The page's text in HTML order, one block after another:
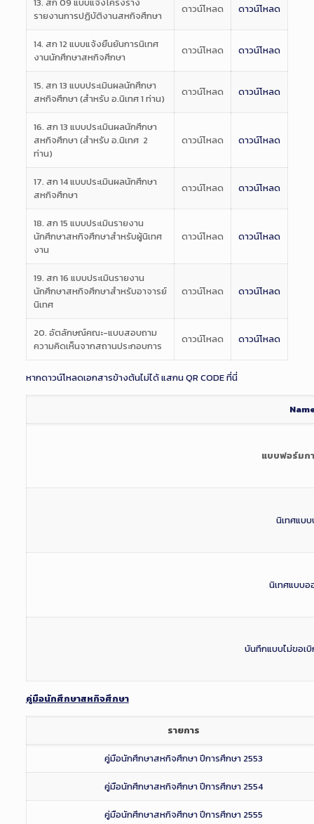
13. สก 09 แบบแจ้งโครงร่าง
รายงานการปฏิบัติงานสหกิจศึกษา
ดาวน์โหลด ดาวน์โหลด
14. สก 12 แบบแจ้งยืนยันการนิเทศ
งานนักศึกษาสหกิจศึกษา
ดาวน์โหลด ดาวน์โหลด
15. สก 13 แบบประเมินผลนักศึกษา
สหกิจศึกษา (สำหรับ อ.นิเทศ 1 ท่าน)
ดาวน์โหลด ดาวน์โหลด
16. สก 13 แบบประเมินผลนักศึกษา
สหกิจศึกษา (สำหรับ อ.นิเทศ 2
ท่าน)
ดาวน์โหลด ดาวน์โหลด
17. สก 14 แบบประเมินผลนักศึกษา
สหกิจศึกษา
ดาวน์โหลด ดาวน์โหลด
18. สก 15 แบบประเมินรายงาน
นักศึกษาสหกิจศึกษาสำหรับผู้นิเทศ
งาน
ดาวน์โหลด ดาวน์โหลด
19. สก 16 แบบประเมินรายงาน
นักศึกษาสหกิจศึกษาสำหรับอาจารย์
นิเทศ
ดาวน์โหลด ดาวน์โหลด
20. อัตลักษณ์คณะ-แบบสอบถาม
ความคิดเห็นจากสถานประกอบการ
ดาวน์โหลด ดาวน์โหลด
หากดาวน์โหลดเอกสารข้างต้นไม่ได้ แสกน QR CODE ที่นี่
แบบฟอร์มก
นิเทศแบ
นิเทศแบบอ
บันทึกแบบไม่ขอเ
คู่มือนักศึกษาสหกิจศึกษา
รายการ
คู่มือนักศึกษาสหกิจศึกษา ปีการศึกษา 2553
คู่มือนักศึกษาสหกิจศึกษา ปีการศึกษา 2554
คู่มือนักศึกษาสหกิจศึกษา ปีการศึกษา 2555